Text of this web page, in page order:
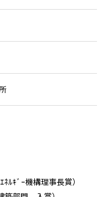
ﾙｷﾞｰ機構理事長賞）